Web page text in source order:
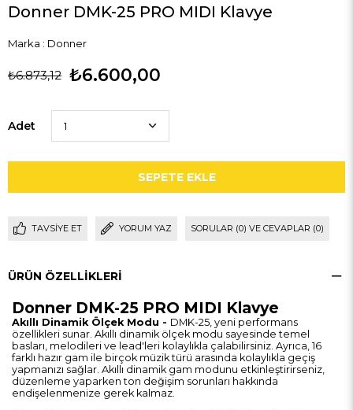
Donner DMK-25 PRO MIDI Klavye
Marka : Donner
₺6.873,12 ₺6.600,00
Adet
TAVSIYE ET YORUM YAZ SORULAR (0) VE CEVAPLAR (0)
ÜRÜN ÖZELLIKLERI
Donner DMK-25 PRO MIDI Klavye
Akıllı Dinamik Ölçek Modu - DMK-25, yeni performans
özellikleri sunar. Akıllı dinamik ölçek modu sayesinde temel
basları, melodileri ve lead'leri kolaylıkla çalabilirsiniz. Ayrıca, 16
farklı hazır gam ile birçok müzik türü arasında kolaylıkla geçiş
yapmanızı sağlar. Akıllı dinamik gam modunu etkinleştirirseniz,
düzenleme yaparken ton değişim sorunları hakkında
endişelenmenize gerek kalmaz.